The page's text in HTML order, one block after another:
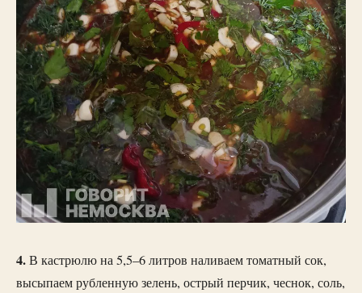
4.В кастрюлю на 5,5–6 литров наливаем томатный сок,
высыпаем рубленную зелень, острый перчик, чеснок, соль,